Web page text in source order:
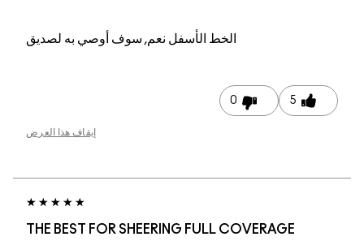
الخط الأسفلنعم, سوف أوصي به لصديق
5
0
إيقاف هذا العرض
THE BEST FOR SHEERING FULL COVERAGE